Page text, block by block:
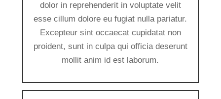
dolor in reprehenderit in voluptate velit
esse cillum dolore eu fugiat nulla pariatur.
Excepteur sint occaecat cupidatat non
proident, sunt in culpa qui officia deserunt
mollit anim id est laborum.